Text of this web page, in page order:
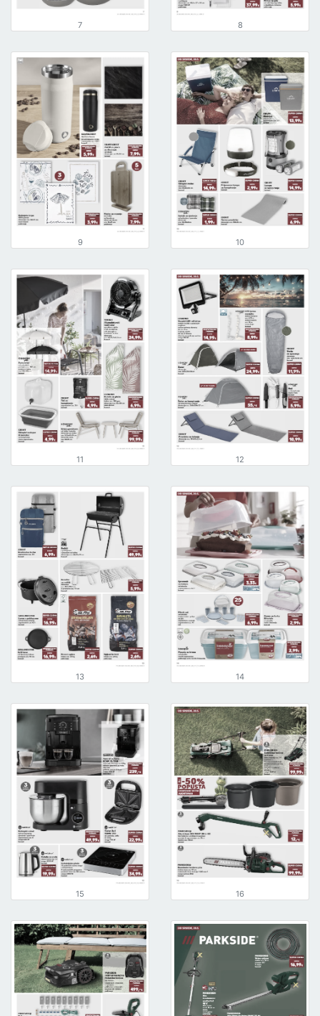
7 8
9 10
11 12
13 14
15 16